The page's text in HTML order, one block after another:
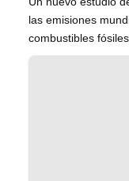
las emisiones
combustibles